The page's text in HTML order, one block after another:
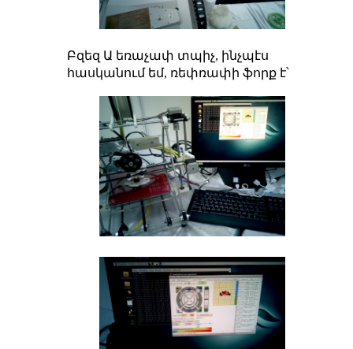
Բզեզ Ա եռաչափ տպիչ, ինչպէս
հասկանում եմ, ռեփռափի ֆորք է՝